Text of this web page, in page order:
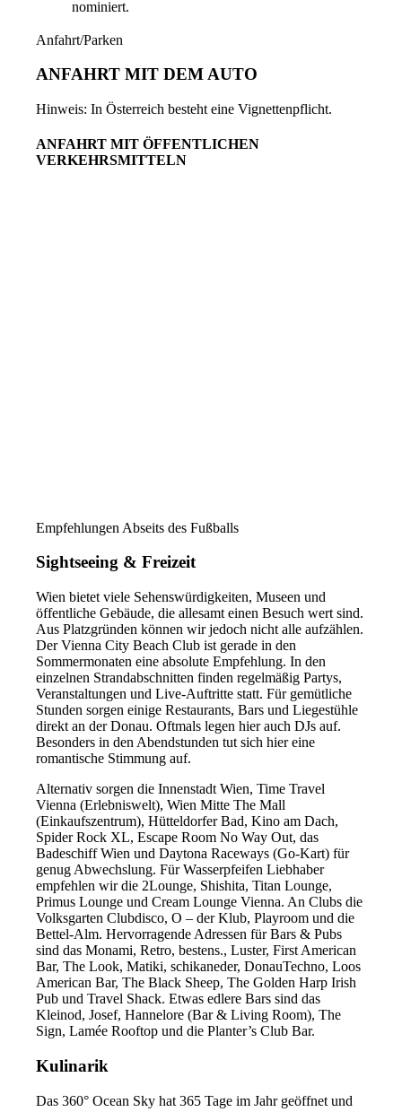
nominiert.
Anfahrt/Parken
ANFAHRT MIT DEM AUTO
Hinweis: In Österreich besteht eine Vignettenpflicht.
ANFAHRT MIT ÖFFENTLICHEN
VERKEHRSMITTELN
Empfehlungen Abseits des Fußballs
Sightseeing & Freizeit
Wien bietet viele Sehenswürdigkeiten, Museen und
öffentliche Gebäude, die allesamt einen Besuch wert sind.
Aus Platzgründen können wir jedoch nicht alle aufzählen.
Der Vienna City Beach Club ist gerade in den
Sommermonaten eine absolute Empfehlung. In den
einzelnen Strandabschnitten finden regelmäßig Partys,
Veranstaltungen und Live-Auftritte statt. Für gemütliche
Stunden sorgen einige Restaurants, Bars und Liegestühle
direkt an der Donau. Oftmals legen hier auch DJs auf.
Besonders in den Abendstunden tut sich hier eine
romantische Stimmung auf.
Alternativ sorgen die Innenstadt Wien, Time Travel
Vienna (Erlebniswelt), Wien Mitte The Mall
(Einkaufszentrum), Hütteldorfer Bad, Kino am Dach,
Spider Rock XL, Escape Room No Way Out, das
Badeschiff Wien und Daytona Raceways (Go-Kart) für
genug Abwechslung. Für Wasserpfeifen Liebhaber
empfehlen wir die 2Lounge, Shishita, Titan Lounge,
Primus Lounge und Cream Lounge Vienna. An Clubs die
Volksgarten Clubdisco, O – der Klub, Playroom und die
Bettel-Alm. Hervorragende Adressen für Bars & Pubs
sind das Monami, Retro, bestens., Luster, First American
Bar, The Look, Matiki, schikaneder, DonauTechno, Loos
American Bar, The Black Sheep, The Golden Harp Irish
Pub und Travel Shack. Etwas edlere Bars sind das
Kleinod, Josef, Hannelore (Bar & Living Room), The
Sign, Lamée Rooftop und die Planter’s Club Bar.
Kulinarik
Das 360° Ocean Sky hat 365 Tage im Jahr geöffnet und